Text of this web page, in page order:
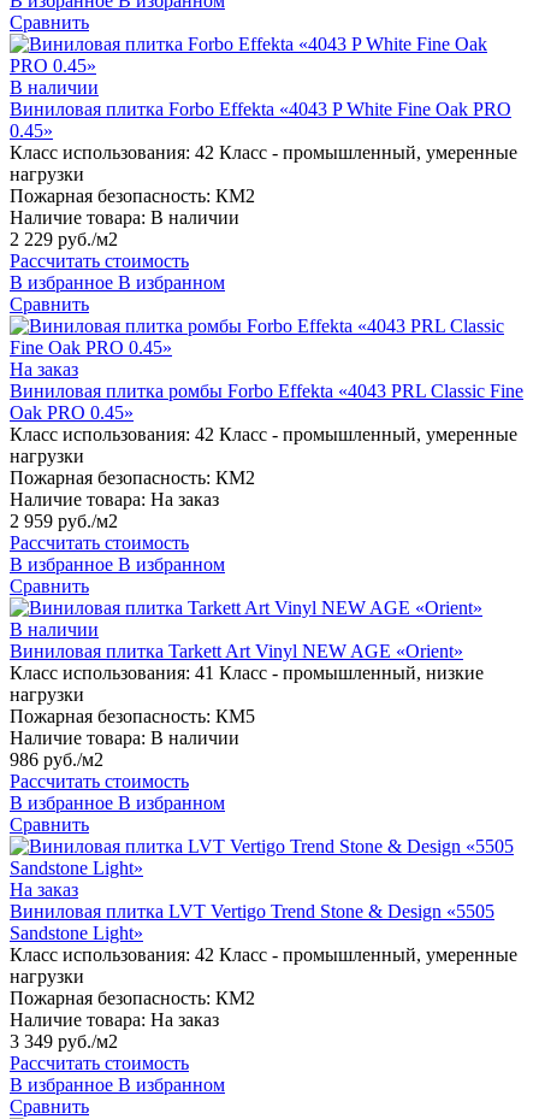
Сравнить
В наличии
Виниловая плитка Forbo Effekta «4043 P White Fine Oak PRO
0.45»
Класс использования: 42 Класс - промышленный, умеренные
нагрузки
Пожарная безопасность: КМ2
Наличие товара: В наличии
2 229 руб./м2
Рассчитать стоимость
В избранное В избранном
Сравнить
На заказ
Виниловая плитка ромбы Forbo Effekta «4043 PRL Classic Fine
Oak PRO 0.45»
Класс использования: 42 Класс - промышленный, умеренные
нагрузки
Пожарная безопасность: КМ2
Наличие товара: На заказ
2 959 руб./м2
Рассчитать стоимость
В избранное В избранном
Сравнить
В наличии
Виниловая плитка Tarkett Art Vinyl NEW AGE «Orient»
Класс использования: 41 Класс - промышленный, низкие
нагрузки
Пожарная безопасность: КМ5
Наличие товара: В наличии
986 руб./м2
Рассчитать стоимость
В избранное В избранном
Сравнить
На заказ
Виниловая плитка LVT Vertigo Trend Stone & Design «5505
Sandstone Light»
Класс использования: 42 Класс - промышленный, умеренные
нагрузки
Пожарная безопасность: КМ2
Наличие товара: На заказ
3 349 руб./м2
Рассчитать стоимость
В избранное В избранном
Сравнить